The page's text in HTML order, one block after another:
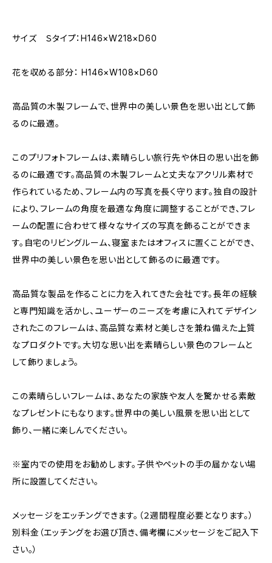
サイズ Ｓタイプ：H146×W218×D60
花を収める部分： H146×W108×D60
高品質の木製フレームで、世界中の美しい景色を思い出として飾
るのに最適。
このプリフォトフレームは、素晴らしい旅行先や休日の思い出を飾
るのに最適です。高品質の木製フレームと丈夫なアクリル素材で
作られているため、フレーム内の写真を長く守ります。独自の設計
により、フレームの角度を最適な角度に調整することができ、フレ
ームの配置に合わせて様々なサイズの写真を飾ることができま
す。自宅のリビングルーム、寝室またはオフィスに置くことができ、
世界中の美しい景色を思い出として飾るのに最適です。
高品質な製品を作ることに力を入れてきた会社です。長年の経験
と専門知識を活かし、ユーザーのニーズを考慮に入れてデザイン
されたこのフレームは、高品質な素材と美しさを兼ね備えた上質
なプロダクトです。大切な思い出を素晴らしい景色のフレームと
して飾りましょう。
この素晴らしいフレームは、あなたの家族や友人を驚かせる素敵
なプレゼントにもなります。世界中の美しい風景を思い出として
飾り、一緒に楽しんでください。
※室内での使用をお勧めします。子供やペットの手の届かない場
所に設置してください。
メッセージをエッチングできます。（２週間程度必要となります。）
別料金（エッチングをお選び頂き、備考欄にメッセージをご記入下
さい。）